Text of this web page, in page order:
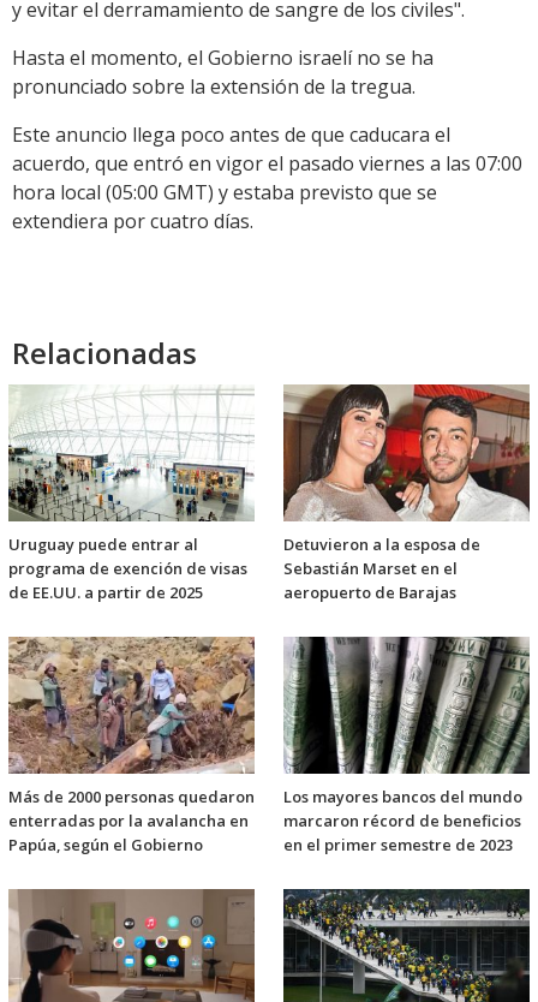
y evitar el derramamiento de sangre de los civiles".
Hasta el momento, el Gobierno israelí no se ha
pronunciado sobre la extensión de la tregua.
Este anuncio llega poco antes de que caducara el
acuerdo, que entró en vigor el pasado viernes a las 07:00
hora local (05:00 GMT) y estaba previsto que se
extendiera por cuatro días.
Relacionadas
Uruguay puede entrar al
programa de exención de visas
de EE.UU. a partir de 2025
Detuvieron a la esposa de
Sebastián Marset en el
aeropuerto de Barajas
Más de 2000 personas quedaron
enterradas por la avalancha en
Papúa, según el Gobierno
Los mayores bancos del mundo
marcaron récord de beneficios
en el primer semestre de 2023